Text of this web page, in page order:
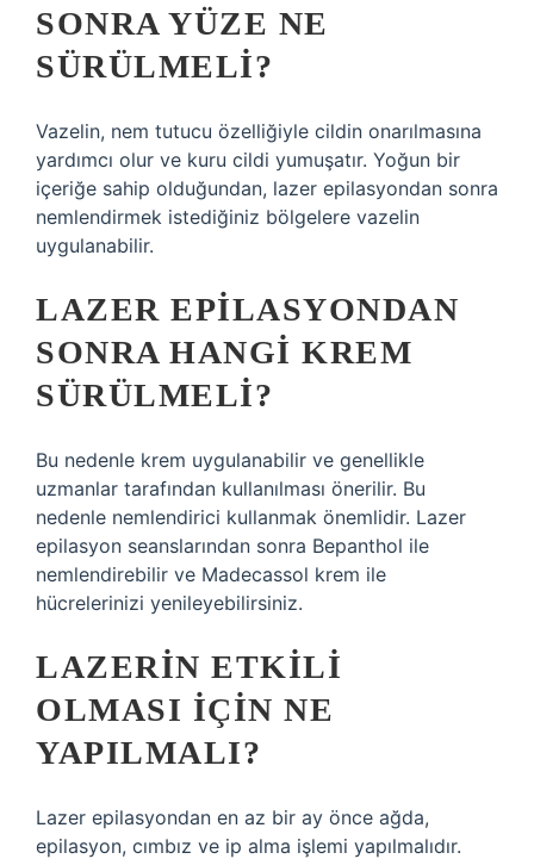
SONRA YÜZE NE
SÜRÜLMELI?
Vazelin, nem tutucu özelliğiyle cildin onarılmasına
yardımcı olur ve kuru cildi yumuşatır. Yoğun bir
içeriğe sahip olduğundan, lazer epilasyondan sonra
nemlendirmek istediğiniz bölgelere vazelin
uygulanabilir.
LAZER EPILASYONDAN
SONRA HANGI KREM
SÜRÜLMELI?
Bu nedenle krem ​​uygulanabilir ve genellikle
uzmanlar tarafından kullanılması önerilir. Bu
nedenle nemlendirici kullanmak önemlidir. Lazer
epilasyon seanslarından sonra Bepanthol ile
nemlendirebilir ve Madecassol krem ​​ile
hücrelerinizi yenileyebilirsiniz.
LAZERIN ETKILI
OLMASI IÇIN NE
YAPILMALI?
Lazer epilasyondan en az bir ay önce ağda,
epilasyon, cımbız ve ip alma işlemi yapılmalıdır.